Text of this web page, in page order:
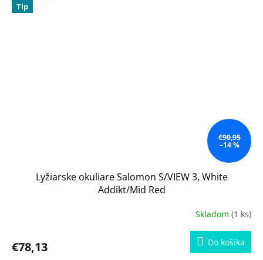
Tip
€90,95
–14 %
Lyžiarske okuliare Salomon S/VIEW 3, White
Addikt/Mid Red
Skladom (1 ks)
€78,13 Do košíka